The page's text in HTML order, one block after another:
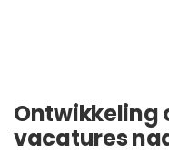
Ontwikkeling
vacatures